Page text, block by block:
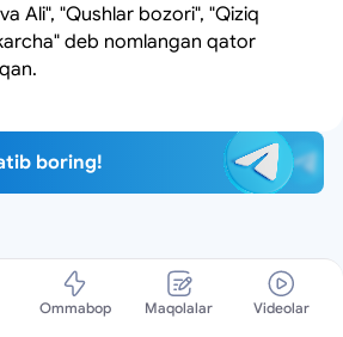
Ali", "Qushlar bozori", "Qiziq
deb nomlangan qator
boring!
Ommabop Maqolalar Videolar